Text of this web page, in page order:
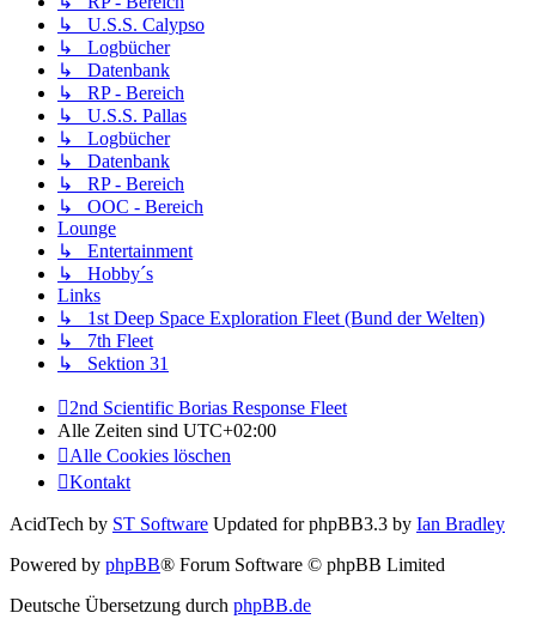
↳ U.S.S. Calypso
↳ Logbücher
↳ Datenbank
↳ RP - Bereich
↳ U.S.S. Pallas
↳ Logbücher
↳ Datenbank
↳ RP - Bereich
↳ OOC - Bereich
Lounge
↳ Entertainment
↳ Hobby´s
Links
↳ 1st Deep Space Exploration Fleet (Bund der Welten)
↳ 7th Fleet
↳ Sektion 31
2nd Scientific Borias Response Fleet
Alle Zeiten sind UTC+02:00
Alle Cookies löschen
Kontakt
AcidTech by ST Software Updated for phpBB3.3 by Ian Bradley
Powered by phpBB® Forum Software © phpBB Limited
Deutsche Übersetzung durch phpBB.de